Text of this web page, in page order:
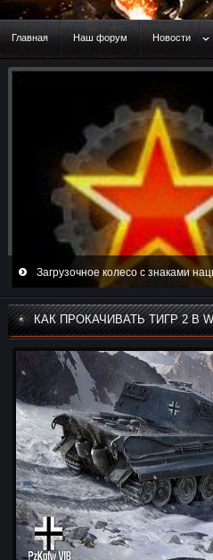
Главная Наш форум Новости
Загрузочное колесо с знаками
КАК ПРОКАЧИВАТЬ ТИГР 2 В